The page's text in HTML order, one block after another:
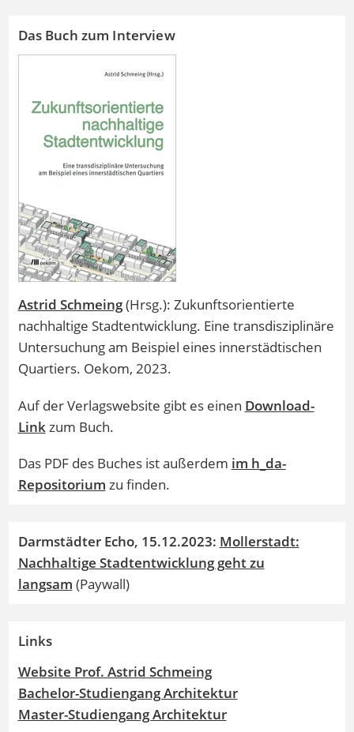
Das Buch zum Interview
Astrid Schmeing(Hrsg.): Zukunftsorientierte
nachhaltige Stadtentwicklung. Eine transdisziplinäre
Untersuchung am Beispiel eines innerstädtischen
Quartiers. Oekom, 2023.
Auf der Verlagswebsite gibt es einen Download-
Linkzum Buch.
Das PDF des Buches ist außerdem im h_da-
Repositorium zu finden.
Darmstädter Echo, 15.12.2023: Mollerstadt:
Nachhaltige Stadtentwicklung geht zu
langsam (Paywall)
Links
Website Prof. Astrid Schmeing
Bachelor-Studiengang Architektur
Master-Studiengang Architektur